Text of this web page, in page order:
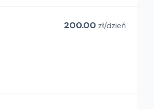
200.00 zł/dzień